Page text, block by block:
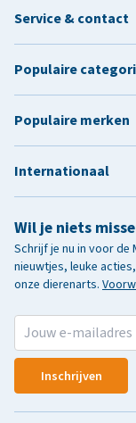
Wil je niets
Schrijf je nu in voor
nieuwtjes, leuke
onze dierenarts.
Inschrijven
Service & contact
Populaire
Populaire merken
Internationaal